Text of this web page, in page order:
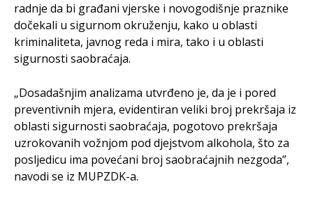
radnje da bi građani vjerske i novogodišnje praznike
dočekali u sigurnom okruženju, kako u oblasti
kriminaliteta, javnog reda i mira, tako i u oblasti
sigurnosti saobraćaja.
„Dosadašnjim analizama utvrđeno je, da je i pored
preventivnih mjera, evidentiran veliki broj prekršaja iz
oblasti sigurnosti saobraćaja, pogotovo prekršaja
uzrokovanih vožnjom pod djejstvom alkohola, što za
posljedicu ima povećani broj saobraćajnih nezgoda”,
navodi se iz MUPZDK-a.